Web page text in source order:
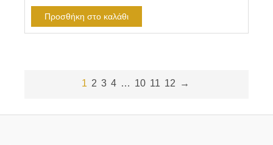
Προσθήκη στο καλάθι
1 2 3 4 … 10 11 12 →